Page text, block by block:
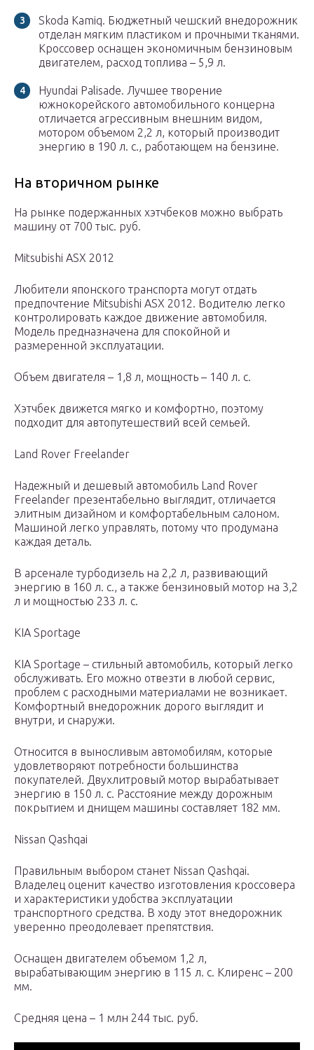
Skoda Kamiq. Бюджетный чешский внедорожник
отделан мягким пластиком и прочными тканями.
Кроссовер оснащен экономичным бензиновым
двигателем, расход топлива – 5,9 л.
Hyundai Palisade. Лучшее творение
южнокорейского автомобильного концерна
отличается агрессивным внешним видом,
мотором объемом 2,2 л, который производит
энергию в 190 л. с., работающем на бензине.
На вторичном рынке
На рынке подержанных хэтчбеков можно выбрать
машину от 700 тыс. руб.
Mitsubishi ASX 2012
Любители японского транспорта могут отдать
предпочтение Mitsubishi ASX 2012. Водителю легко
контролировать каждое движение автомобиля.
Модель предназначена для спокойной и
размеренной эксплуатации.
Объем двигателя – 1,8 л, мощность – 140 л. с.
Хэтчбек движется мягко и комфортно, поэтому
подходит для автопутешествий всей семьей.
Land Rover Freelander
Надежный и дешевый автомобиль Land Rover
Freelander презентабельно выглядит, отличается
элитным дизайном и комфортабельным салоном.
Машиной легко управлять, потому что продумана
каждая деталь.
В арсенале турбодизель на 2,2 л, развивающий
энергию в 160 л. с., а также бензиновый мотор на 3,2
л и мощностью 233 л. с.
KIA Sportage
KIA Sportage – стильный автомобиль, который легко
обслуживать. Его можно отвезти в любой сервис,
проблем с расходными материалами не возникает.
Комфортный внедорожник дорого выглядит и
внутри, и снаружи.
Относится в выносливым автомобилям, которые
удовлетворяют потребности большинства
покупателей. Двухлитровый мотор вырабатывает
энергию в 150 л. с. Расстояние между дорожным
покрытием и днищем машины составляет 182 мм.
Nissan Qashqai
Правильным выбором станет Nissan Qashqai.
Владелец оценит качество изготовления кроссовера
и характеристики удобства эксплуатации
транспортного средства. В ходу этот внедорожник
уверенно преодолевает препятствия.
Оснащен двигателем объемом 1,2 л,
вырабатывающим энергию в 115 л. с. Клиренс – 200
мм.
Средняя цена – 1 млн 244 тыс. руб.